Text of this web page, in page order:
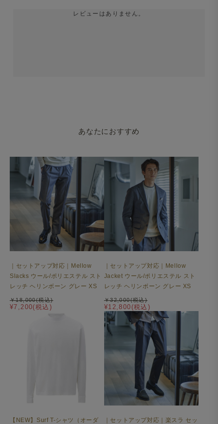
レビューはありません。
あなたにおすすめ
｜セットアップ対応｜Mellow
Slacks ウール/ポリエステル スト
レッチ ヘリンボーン グレー XS
¥7,200(税込)
￥18,000(税込)
｜セットアップ対応｜Mellow
Jacket ウール/ポリエステル スト
レッチ ヘリンボーン グレー XS
¥12,800(税込)
￥32,000(税込)
【NEW】Surf T-シャツ（オーダ
｜セットアップ対応｜楽スラ セッ